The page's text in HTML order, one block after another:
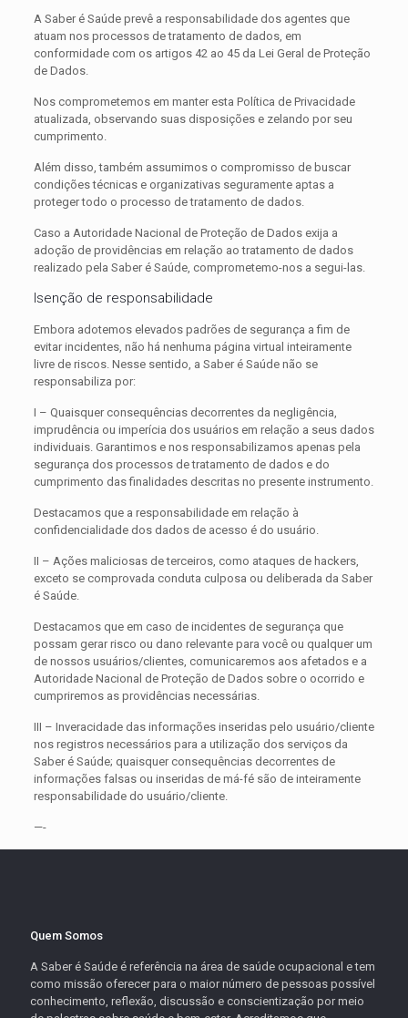
A Saber é Saúde prevê a responsabilidade dos agentes que
atuam nos processos de tratamento de dados, em
conformidade com os artigos 42 ao 45 da Lei Geral de Proteção
de Dados.
Nos comprometemos em manter esta Política de Privacidade
atualizada, observando suas disposições e zelando por seu
cumprimento.
Além disso, também assumimos o compromisso de buscar
condições técnicas e organizativas seguramente aptas a
proteger todo o processo de tratamento de dados.
Caso a Autoridade Nacional de Proteção de Dados exija a
adoção de providências em relação ao tratamento de dados
realizado pela Saber é Saúde, comprometemo-nos a segui-las.
Isenção de responsabilidade
Embora adotemos elevados padrões de segurança a fim de
evitar incidentes, não há nenhuma página virtual inteiramente
livre de riscos. Nesse sentido, a Saber é Saúde não se
responsabiliza por:
I – Quaisquer consequências decorrentes da negligência,
imprudência ou imperícia dos usuários em relação a seus dados
individuais. Garantimos e nos responsabilizamos apenas pela
segurança dos processos de tratamento de dados e do
cumprimento das finalidades descritas no presente instrumento.
Destacamos que a responsabilidade em relação à
confidencialidade dos dados de acesso é do usuário.
II – Ações maliciosas de terceiros, como ataques de hackers,
exceto se comprovada conduta culposa ou deliberada da Saber
é Saúde.
Destacamos que em caso de incidentes de segurança que
possam gerar risco ou dano relevante para você ou qualquer um
de nossos usuários/clientes, comunicaremos aos afetados e a
Autoridade Nacional de Proteção de Dados sobre o ocorrido e
cumpriremos as providências necessárias.
III – Inveracidade das informações inseridas pelo usuário/cliente
nos registros necessários para a utilização dos serviços da
Saber é Saúde; quaisquer consequências decorrentes de
informações falsas ou inseridas de má-fé são de inteiramente
responsabilidade do usuário/cliente.
—-
Quem Somos
A Saber é Saúde é referência na área de saúde ocupacional e tem
como missão oferecer para o maior número de pessoas possível
conhecimento, reflexão, discussão e conscientização por meio